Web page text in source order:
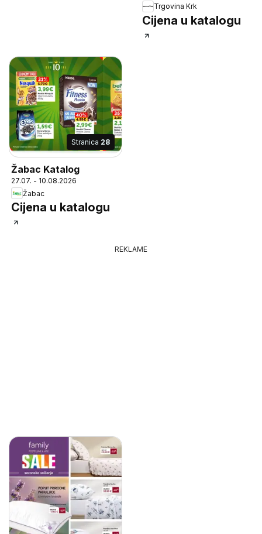
Trgovina Krk
Cijena u katalogu
Stranica 28
Žabac Katalog
27.07. - 10.08.2026
Žabac
Cijena u katalogu
REKLAME